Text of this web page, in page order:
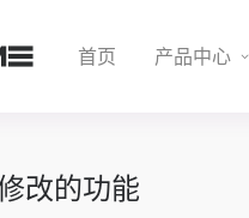
首页 产品中心
改的功能